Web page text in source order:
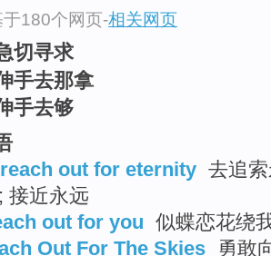
于180个网页-相关网页
切寻求
手去那拿
手去够
out for eternity 去追
接近永远
out for you 似蝶恋花绕
Out For The Skies 勇敢